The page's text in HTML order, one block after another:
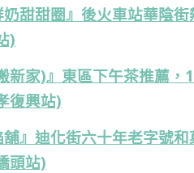
甜甜圈』後火車站華陰
)
新家)』東區下午茶推薦
復興站)
』迪化街六十年老字號
頭站)